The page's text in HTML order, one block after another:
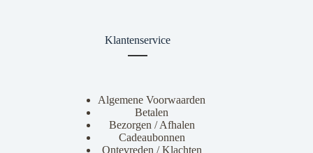
Klantenservice
Algemene Voorwaarden
Betalen
Bezorgen / Afhalen
Cadeaubonnen
Ontevreden / Klachten